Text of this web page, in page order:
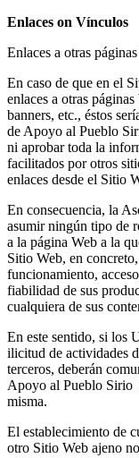
Enlaces on Vínculos
Enlaces a otras
En caso de que en el
enlaces a otras
banners, etc., éstos
de Apoyo al Pueblo
ni aprobar toda la
facilitados por otros
enlaces desde el Sitio
En consecuencia, la
asumir ningún tipo de
a la página Web a la
Sitio Web, en
funcionamiento,
fiabilidad de sus
cualquiera de sus
En este sentido, si los
ilicitud de actividades
terceros, deberán
Apoyo al Pueblo Sirio
misma.
El establecimiento de
otro Sitio Web ajeno